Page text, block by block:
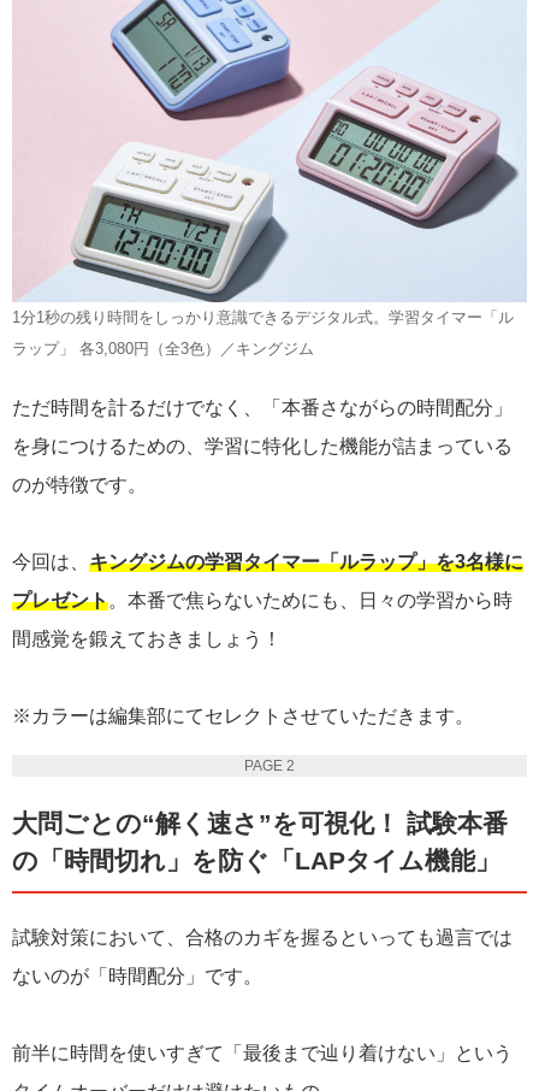
1分1秒の残り時間をしっかり意識できるデジタル式。学習タイマー「ル
ラップ」 各3,080円（全3色）／キングジム
ただ時間を計るだけでなく、「本番さながらの時間配分」
を身につけるための、学習に特化した機能が詰まっている
のが特徴です。
今回は、 キングジムの学習タイマー「ルラップ」を3名様に
プレゼント。本番で焦らないためにも、日々の学習から時
間感覚を鍛えておきましょう！
※カラーは編集部にてセレクトさせていただきます。
PAGE 2
大問ごとの“解く速さ”を可視化！ 試験本番
の「時間切れ」を防ぐ「LAPタイム機能」
試験対策において、合格のカギを握るといっても過言では
ないのが「時間配分」です。
前半に時間を使いすぎて「最後まで辿り着けない」という